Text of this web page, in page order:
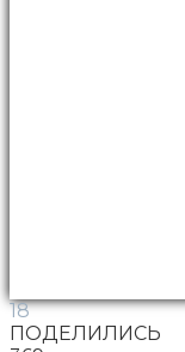
18
ПОДЕЛИЛИСЬ